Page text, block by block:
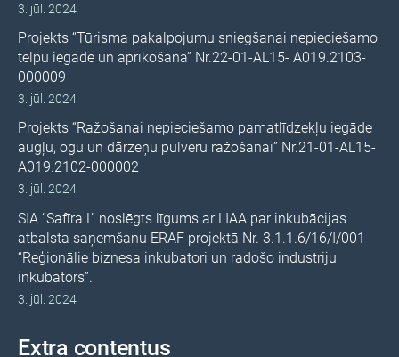
3. jūl. 2024
Projekts “Tūrisma pakalpojumu sniegšanai nepieciešamo
telpu iegāde un aprīkošana” Nr.22-01-AL15- A019.2103-
000009
3. jūl. 2024
Projekts “Ražošanai nepieciešamo pamatlīdzekļu iegāde
augļu, ogu un dārzeņu pulveru ražošanai” Nr.21-01-AL15-
A019.2102-000002
3. jūl. 2024
SIA “Safīra L” noslēgts līgums ar LIAA par inkubācijas
atbalsta saņemšanu ERAF projektā Nr. 3.1.1.6/16/I/001
“Reģionālie biznesa inkubatori un radošo industriju
inkubators”.
3. jūl. 2024
Extra contentus